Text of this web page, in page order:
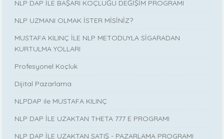
NLP DAP İLE BAŞARI KOÇLUĞU DEĞİŞİM PROGRAMI
NLP UZMANI OLMAK İSTER MİSİNİZ?
MUSTAFA KILINÇ İLE NLP METODUYLA SİGARADAN
KURTULMA YOLLARI
Profesyonel Koçluk
Dijital Pazarlama
NLPDAP ile MUSTAFA KILINÇ
NLP DAP İLE UZAKTAN THETA 777 E PROGRAMI
NLP DAP İLE UZAKTAN SATIŞ - PAZARLAMA PROGRAMI